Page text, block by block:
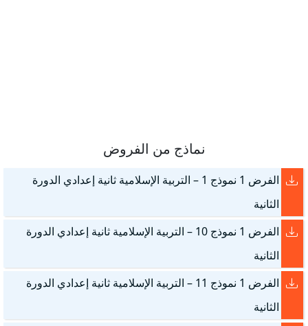
نماذج من الفروض
الفرض 1 نموذج 1 – التربية الإسلامية ثانية إعدادي الدورة
الثانية
الفرض 1 نموذج 10 – التربية الإسلامية ثانية إعدادي الدورة
الثانية
الفرض 1 نموذج 11 – التربية الإسلامية ثانية إعدادي الدورة
الثانية